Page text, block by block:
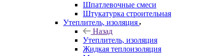
Шпатлевочные смеси
Штукатурка строительная
Утеплитель, изоляция
Назад
Утеплитель, изоляция
Жидкая теплоизоляция